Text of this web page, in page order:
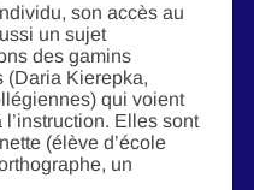
son accès au
un sujet
des gamins
(Daria Kierepka,
qui voient
Elles sont
(élève d’école
un